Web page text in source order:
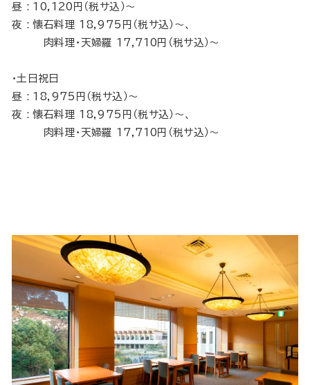
昼 : 10,120円（税サ込）～
夜 : 懐石料理 18,975円（税サ込）～、
肉料理・天婦羅 17,710円（税サ込）～
・土日祝日
昼 : 18,975円（税サ込）～
夜 : 懐石料理 18,975円（税サ込）～、
肉料理・天婦羅 17,710円（税サ込）～